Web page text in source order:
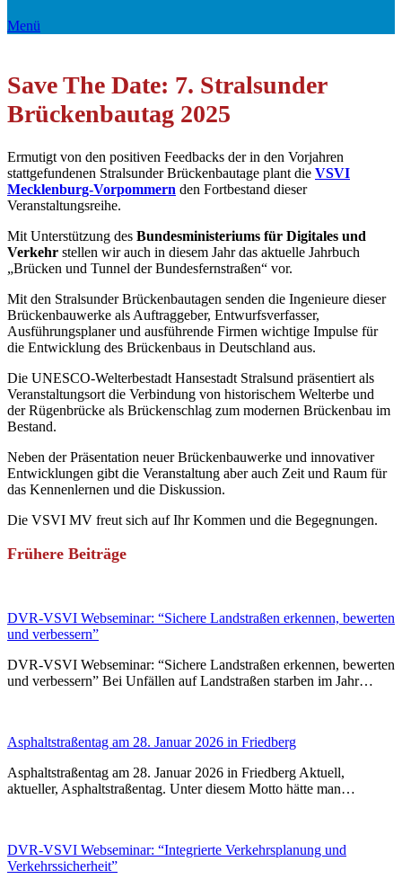
Menü
Save The Date: 7. Stralsunder
Brückenbautag 2025
Ermutigt von den positiven Feedbacks der in den Vorjahren
stattgefundenen Stralsunder Brückenbautage plant die VSVI
Mecklenburg-Vorpommern den Fortbestand dieser
Veranstaltungsreihe.
Mit Unterstützung des Bundesministeriums für Digitales und
Verkehr stellen wir auch in diesem Jahr das aktuelle Jahrbuch
„Brücken und Tunnel der Bundesfernstraßen“ vor.
Mit den Stralsunder Brückenbautagen senden die Ingenieure dieser
Brückenbauwerke als Auftraggeber, Entwurfsverfasser,
Ausführungsplaner und ausführende Firmen wichtige Impulse für
die Entwicklung des Brückenbaus in Deutschland aus.
Die UNESCO-Welterbestadt Hansestadt Stralsund präsentiert als
Veranstaltungsort die Verbindung von historischem Welterbe und
der Rügenbrücke als Brückenschlag zum modernen Brückenbau im
Bestand.
Neben der Präsentation neuer Brückenbauwerke und innovativer
Entwicklungen gibt die Veranstaltung aber auch Zeit und Raum für
das Kennenlernen und die Diskussion.
Die VSVI MV freut sich auf Ihr Kommen und die Begegnungen.
Frühere Beiträge
DVR-VSVI Webseminar: “Sichere Landstraßen erkennen, bewerten
und verbessern”
DVR-VSVI Webseminar: “Sichere Landstraßen erkennen, bewerten
und verbessern” Bei Unfällen auf Landstraßen starben im Jahr…
Asphaltstraßentag am 28. Januar 2026 in Friedberg
Asphaltstraßentag am 28. Januar 2026 in Friedberg Aktuell,
aktueller, Asphaltstraßentag. Unter diesem Motto hätte man…
DVR-VSVI Webseminar: “Integrierte Verkehrsplanung und
Verkehrssicherheit”